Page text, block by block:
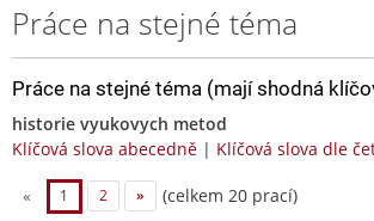
Práce na stejné téma
Práce na stejné téma (mají shodná
historie vyukovych metod
Klíčová slova abecedně | Klíčová slova dle
« 1 2 » (celkem 20 prací)